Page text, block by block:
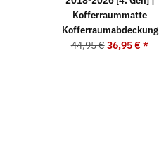
Kofferraummatte
Kofferraumabdeckung
44,95 € 36,95 €*